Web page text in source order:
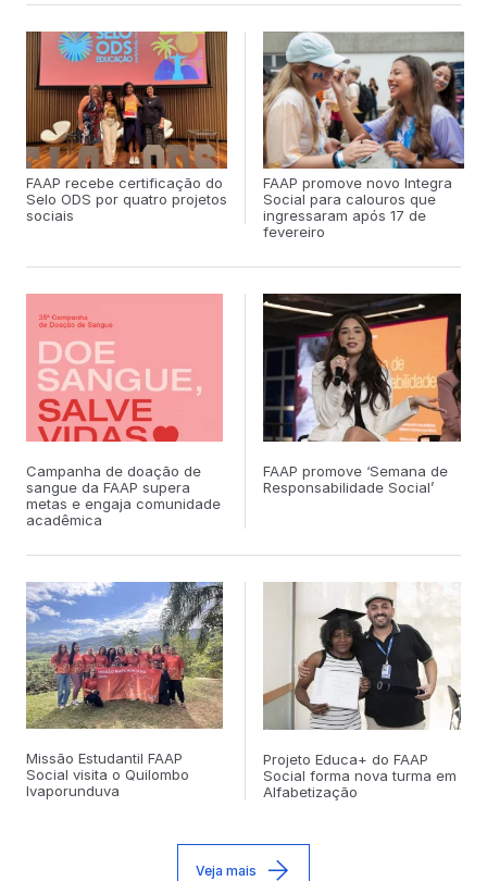
a participação ativa da comunidade acadêmica em iniciativas
que contribuam para o alcance das metas da Agenda 2030,
com destaque para o ODS 4 – Educação de
FAAP recebe certificação do
Selo ODS por quatro projetos
sociais
FAAP promove novo Integra
Social para calouros que
ingressaram após 17 de
fevereiro
Campanha de doação de
sangue da FAAP supera
metas e engaja comunidade
acadêmica
FAAP promove ‘Semana de
Responsabilidade Social’
Missão Estudantil FAAP
Social visita o Quilombo
Ivaporunduva
Projeto Educa+ do FAAP
Social forma nova turma em
Alfabetização
Veja mais